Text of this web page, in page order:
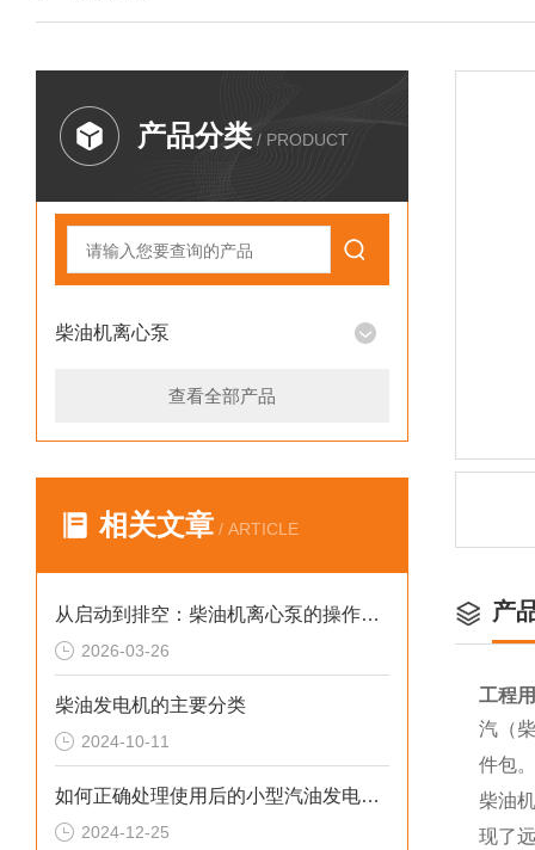
产品分类 / PRODUCT
柴油机离心泵
查看全部产品
相关文章 / ARTICLE
从启动到排空：柴油机离心泵的操作规范与技巧
2026-03-26
柴油发电机的主要分类
2024-10-11
如何正确处理使用后的小型汽油发电机？
2024-12-25
产
工程
汽（
件包。
柴油
现了